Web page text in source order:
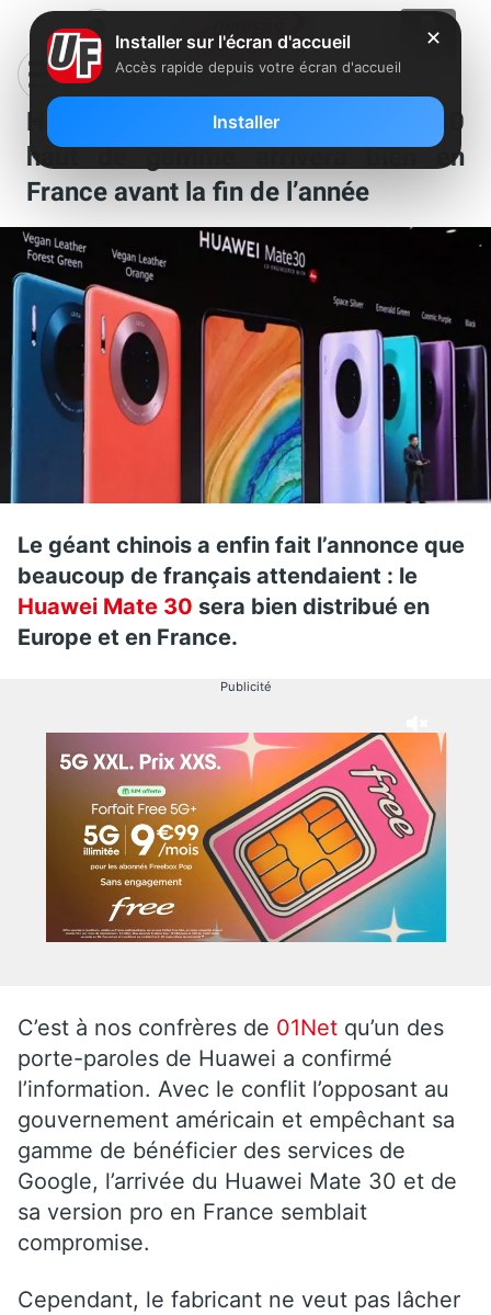
Huawei confirme que son Mate 30
haut de gamme arrivera bien en
France avant la fin de l’année
Le géant chinois a enfin fait l’annonce que
beaucoup de français attendaient : le
Huawei Mate 30 sera bien distribué en
Europe et en France.
Publicité
C’est à nos confrères de 01Net qu’un des
porte-paroles de Huawei a confirmé
l’information. Avec le conflit l’opposant au
gouvernement américain et empêchant sa
gamme de bénéficier des services de
Google, l’arrivée du Huawei Mate 30 et de
sa version pro en France semblait
compromise.
Cependant, le fabricant ne veut pas lâcher
✕
Installer sur l'écran d'accueil
Accès rapide depuis votre écran d'accueil
Installer